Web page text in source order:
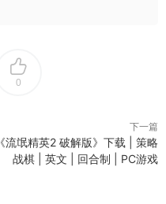
0
下一篇
《流氓精英2 破解版》下载 | 策略
战棋 | 英文 | 回合制 | PC游戏